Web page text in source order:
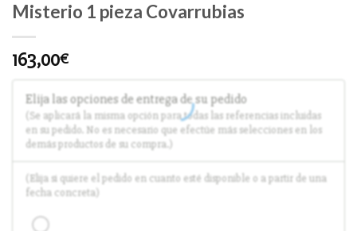
Misterio 1 pieza Covarrubias
163,00€
Elija las opciones de entrega de su pedido
(Se aplicará la misma opción para todas las referencias incluidas
en su pedido. No es necesario que efectúe más selecciones en los
demás productos de su compra.)
(Elija si quiere el pedido en cuanto esté disponible o a partir de una
fecha concreta)